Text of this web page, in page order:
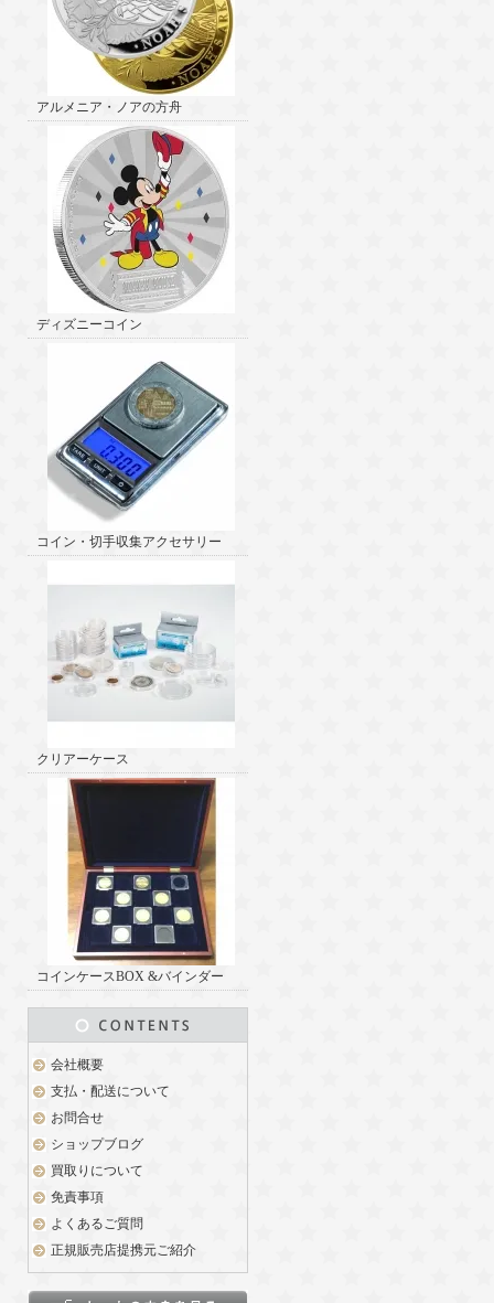
アルメニア・ノアの方舟
ディズニーコイン
コイン・切手収集アクセサリー
クリアーケース
コインケースBOX &バインダー
会社概要
支払・配送について
お問合せ
ショップブログ
買取りについて
免責事項
よくあるご質問
正規販売店提携元ご紹介